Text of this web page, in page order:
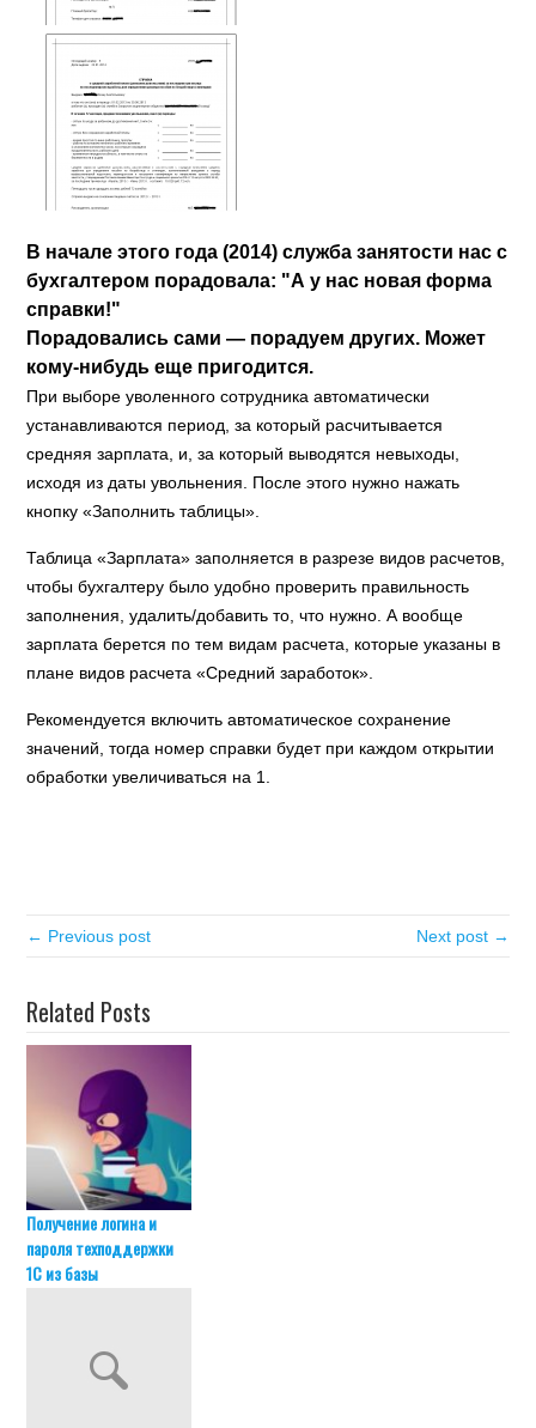
В начале этого года (2014) служба занятости нас с
бухгалтером порадовала: "А у нас новая форма
справки!"
Порадовались сами — порадуем других. Может
кому-нибудь еще пригодится.
При выборе уволенного сотрудника автоматически
устанавливаются период, за который расчитывается
средняя зарплата, и, за который выводятся невыходы,
исходя из даты увольнения. После этого нужно нажать
кнопку «Заполнить таблицы».
Таблица «Зарплата» заполняется в разрезе видов расчетов,
чтобы бухгалтеру было удобно проверить правильность
заполнения, удалить/добавить то, что нужно. А вообще
зарплата берется по тем видам расчета, которые указаны в
плане видов расчета «Средний заработок».
Рекомендуется включить автоматическое сохранение
значений, тогда номер справки будет при каждом открытии
обработки увеличиваться на 1.
← Previous post Next post →
Related Posts
Получение логина и
пароля техподдержки
1С из базы